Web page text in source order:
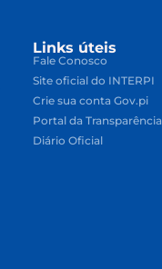
Links úteis
Fale Conosco
Site oficial do INTERPI
Crie sua conta Gov.pi
Portal da Transparência
Diário Oficial